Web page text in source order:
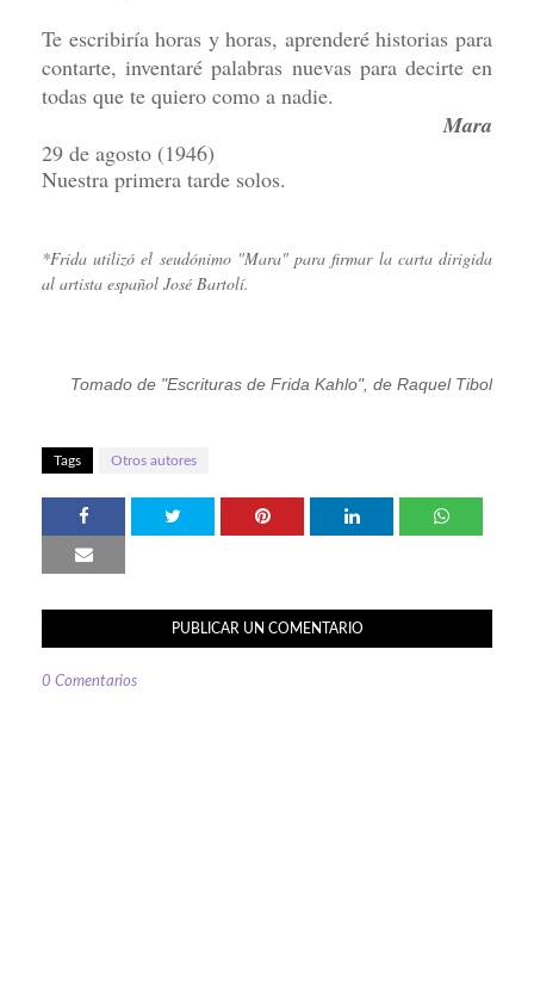
Te escribiría horas y horas, aprenderé historias para
contarte, inventaré palabras nuevas para decirte en
todas que te quiero como a nadie.
Mara
29 de agosto (1946)
Nuestra primera tarde solos.
*Frida utilizó el seudónimo "Mara" para firmar la carta dirigida
al artista español José Bartolí.
Tomado de "Escrituras de Frida Kahlo", de Raquel Tibol
Tags Otros autores
PUBLICAR UN COMENTARIO
0 Comentarios